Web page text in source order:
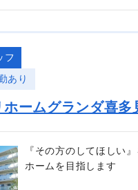
フ
あり
ホームグランダ喜多
『その方のしてほしい
ホームを目指します